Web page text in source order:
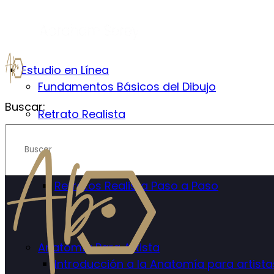
Estudio en Línea
Fundamentos Básicos del Dibujo
Retrato Realista
Retratos Realista Paso a Paso
Anatomía Para Artista
Introducción a la Anatomía para
Buscar: